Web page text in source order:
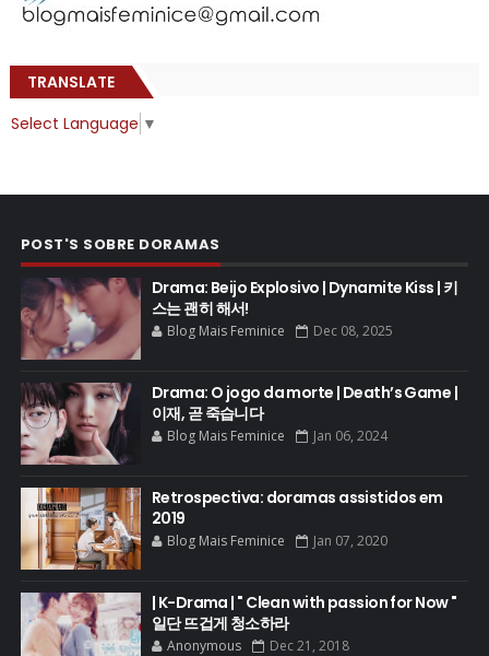
TRANSLATE
Select Language ▼
POST'S SOBRE DORAMAS
Drama: Beijo Explosivo | Dynamite Kiss | 키
스는 괜히 해서!
Blog Mais Feminice Dec 08, 2025
Drama: O jogo da morte | Death’s Game |
이재, 곧 죽습니다
Blog Mais Feminice Jan 06, 2024
Retrospectiva: doramas assistidos em
2019
Blog Mais Feminice Jan 07, 2020
| K-Drama | " Clean with passion for Now "
일단 뜨겁게 청소하라
Anonymous Dec 21, 2018